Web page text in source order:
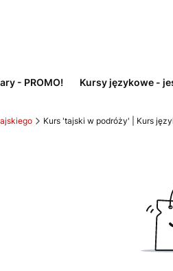
- PROMO! Kursy językowe -
Kurs 'tajski w podróży' | Kurs